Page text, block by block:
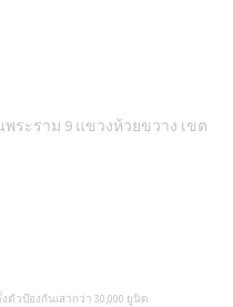
ระราม 9 แขวงห้วยขวาง เขต
ตัวป้องกันเสากว่า 30,000 ยูนิต